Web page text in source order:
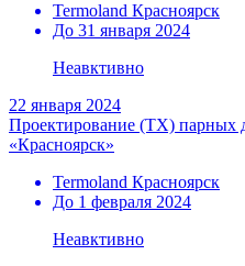
Termoland Красноярск
До 31 января 2024
Неавктивно
22 января 2024
Проектирование (ТХ) парных
«Красноярск»
Termoland Красноярск
До 1 февраля 2024
Неавктивно